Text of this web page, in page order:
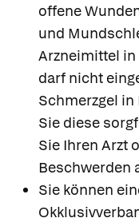
offene
und
Arzneimittel
darf nicht
Schmerzgel in
Sie diese
Sie Ihren Arzt
Beschwerden
Sie können